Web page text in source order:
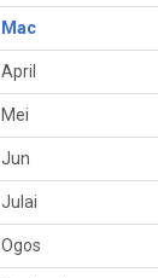
Mac
April
Mei
Jun
Julai
Ogos